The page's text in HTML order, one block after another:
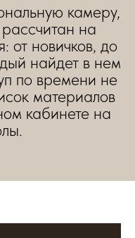
камеру,
на
от новичков, до
найдет в нем
по времени не
материалов
кабинете на